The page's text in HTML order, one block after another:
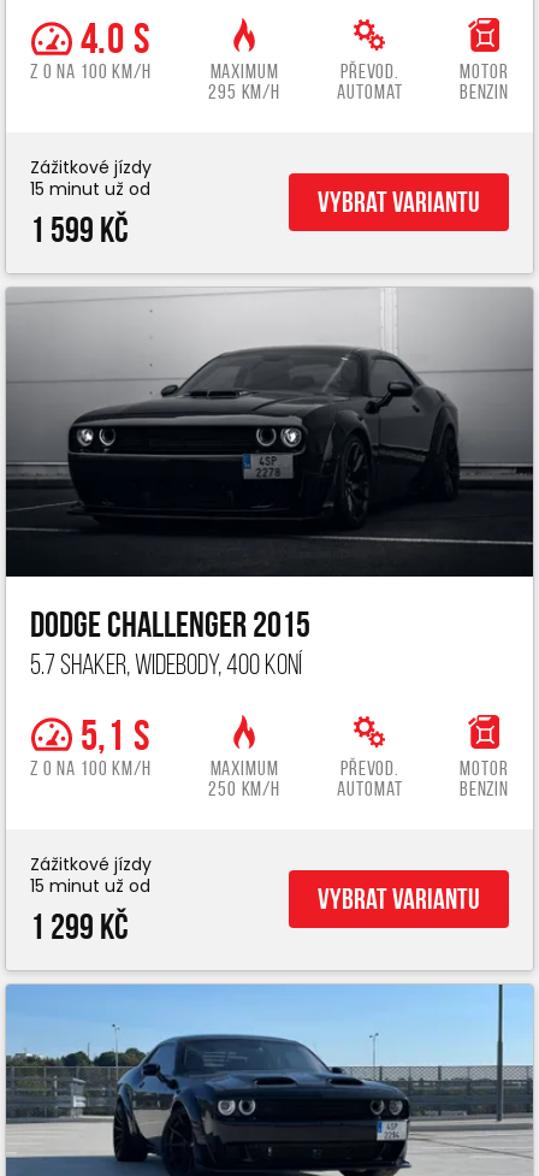
4.0 s
z 0 na 100 km/h
Maximum
295 km/h
Převod.
automat
Motor
benzin
Zážitkové jízdy
15 minut už od
1 599 Kč
Vybrat variantu
Dodge Challenger 2015
5.7 Shaker, widebody, 400 koní
5,1 s
z 0 na 100 km/h
Maximum
250 km/h
Převod.
automat
Motor
benzin
Zážitkové jízdy
15 minut už od
1 299 Kč
Vybrat variantu